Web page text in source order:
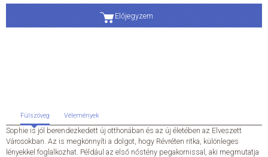
Előjegyzem
Fülszöveg Vélemények
Sophie is jól berendezkedett új otthonában és az új életében az Elveszett
Városokban. Az is megkönnyíti a dolgot, hogy Révréten ritka, különleges
lényekkel foglalkozhat. Például az első nőstény pegakornissal, aki megmutatja
ÁLTALÁNOS SZERZŐDÉSI FELTÉTELEK